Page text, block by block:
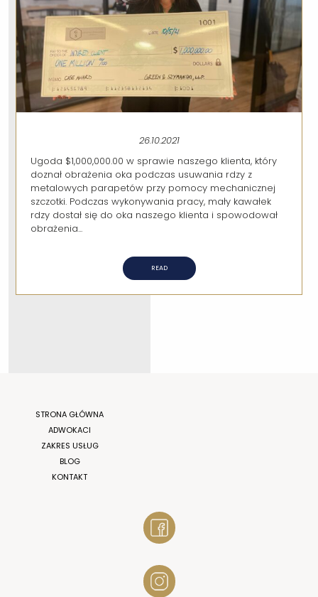
26.10.2021
Ugoda $1,000,000.00 w sprawie naszego klienta, który
doznał obrażenia oka podczas usuwania rdzy z
metalowych parapetów przy pomocy mechanicznej
szczotki. Podczas wykonywania pracy, mały kawałek
rdzy dostał się do oka naszego klienta i spowodował
obrażenia...
READ
STRONA GŁÓWNA
ADWOKACI
ZAKRES USŁUG
BLOG
KONTAKT